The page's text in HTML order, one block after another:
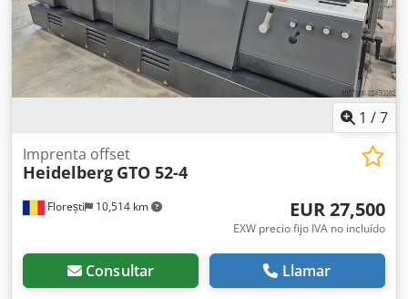
1 /7
Florești 10,514 km
Imprenta offset
Heidelberg GTO 52-4
EUR 27,500
EXW precio fijo IVA no incluído
Consultar Llamar